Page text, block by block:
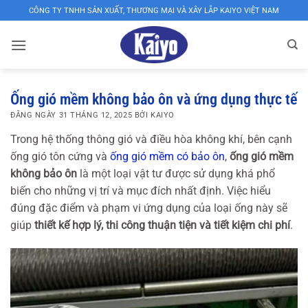
qua
nội
CÔNG TY TNHH SẢN XUẤT, THƯƠNG MẠI VÀ XÂY LẮP KAIYO VIỆT NAM
SẢN
XUẤT
ỐNG
GIÓ,
VAN
GIÓ,
CỬA
GIÓ
KAIYO
VIỆT
Ống gió mềm không bảo ôn và ứng dụng thực tế
ĐĂNG NGÀY 31 THÁNG 12, 2025 BỞI KAIYO
Trong hệ thống thông gió và điều hòa không khí, bên cạnh
ống gió tôn cứng và ống gió mềm có bảo ôn, ống gió mềm
không bảo ôn là một loại vật tư được sử dụng khá phổ
biến cho những vị trí và mục đích nhất định. Việc hiểu
đúng đặc điểm và phạm vi ứng dụng của loại ống này sẽ
giúp thiết kế hợp lý, thi công thuận tiện và tiết kiệm chi phí.